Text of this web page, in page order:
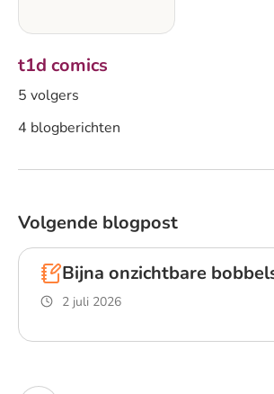
t1d comics
5 volgers
4 blogberichten
Volgende blogpost
Bijna onzichtbare
2 juli 2026
Lees blogpost